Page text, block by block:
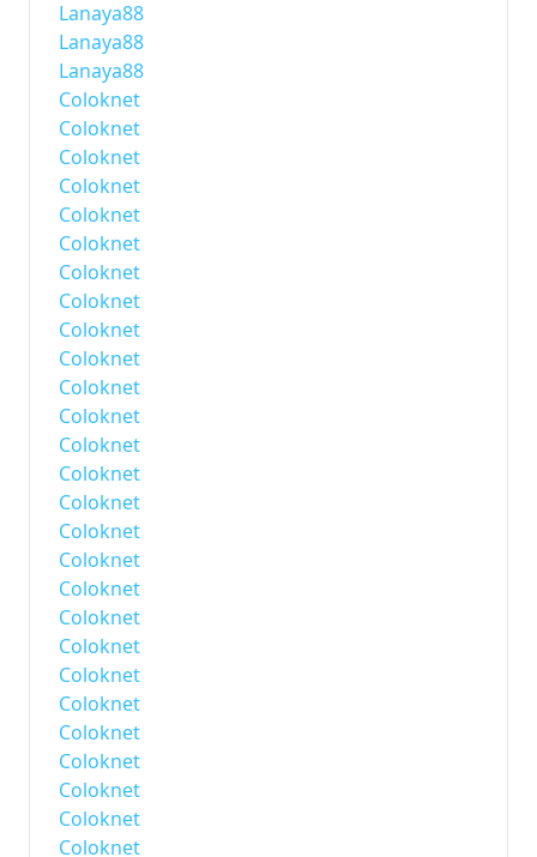
Lanaya88
Lanaya88
Lanaya88
Coloknet
Coloknet
Coloknet
Coloknet
Coloknet
Coloknet
Coloknet
Coloknet
Coloknet
Coloknet
Coloknet
Coloknet
Coloknet
Coloknet
Coloknet
Coloknet
Coloknet
Coloknet
Coloknet
Coloknet
Coloknet
Coloknet
Coloknet
Coloknet
Coloknet
Coloknet
Coloknet